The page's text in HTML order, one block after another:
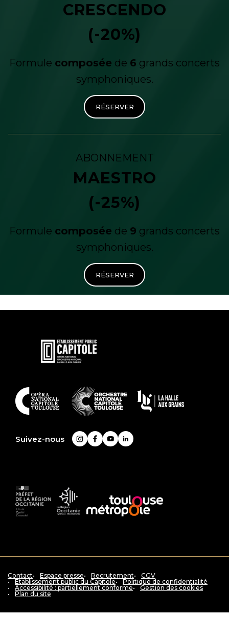
CRESCENDO
(-20%)
Formule composée de 6 grands concerts
symphoniques.
RÉSERVER
ABONNEMENT
MAESTRO
(-25%)
Formule composée de 9 grands concerts
symphoniques.
RÉSERVER
En
savoir
plus
Suivez-nous
Instagram
Facebook
YouTube
LinkedIn
Préfet
de
La
Région
Accès
au
Contact Espace presse Recrutement
CGV
Etablissement public du Capitole
Politique de confidentialité
Accessibilité : partiellement conforme
Gestion des cookies
Plan du site